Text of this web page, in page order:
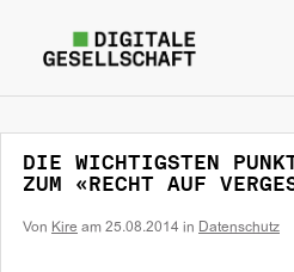
DIE WICHTIGSTEN
ZUM «RECHT AUF
Von Kire am 25.08.2014 in Datenschutz